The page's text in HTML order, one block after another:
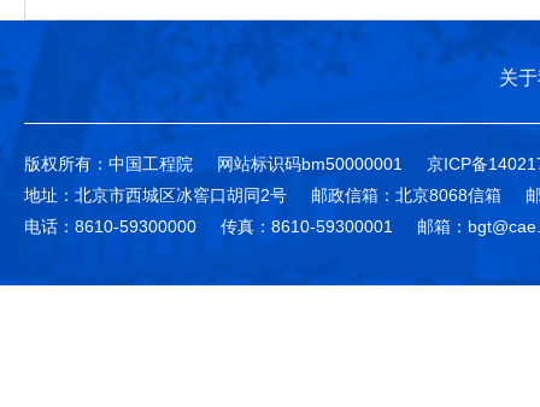
关
版权所有：中国工程院 网站标识码bm50000001
京ICP备
地址：北京市西城区冰窖口胡同2号
邮政信箱：北京8068信箱
电话：8610-59300000
传真：8610-59300001 邮箱：